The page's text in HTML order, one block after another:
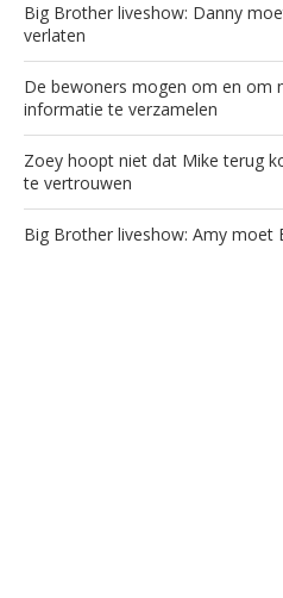
Big Brother liveshow: Danny
verlaten
De bewoners mogen om en om
informatie te verzamelen
Zoey hoopt niet dat Mike terug
te vertrouwen
Big Brother liveshow: Amy moet